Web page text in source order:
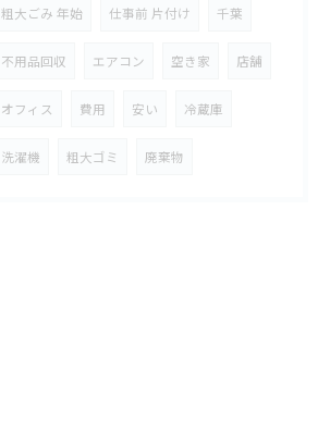
粗大ごみ 年始 仕事前 片付け 千葉
不用品回収 エアコン 空き家 店舗
オフィス 費用 安い 冷蔵庫
洗濯機 粗大ゴミ 廃棄物